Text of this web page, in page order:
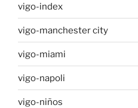
vigo-index
vigo-manchester city
vigo-miami
vigo-napoli
vigo-niños